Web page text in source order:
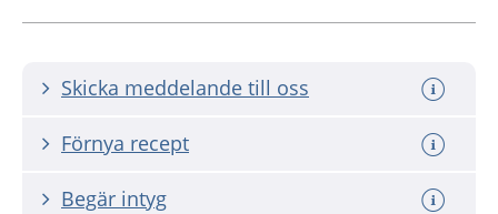
Skicka meddelande till oss
Förnya recept
Begär intyg